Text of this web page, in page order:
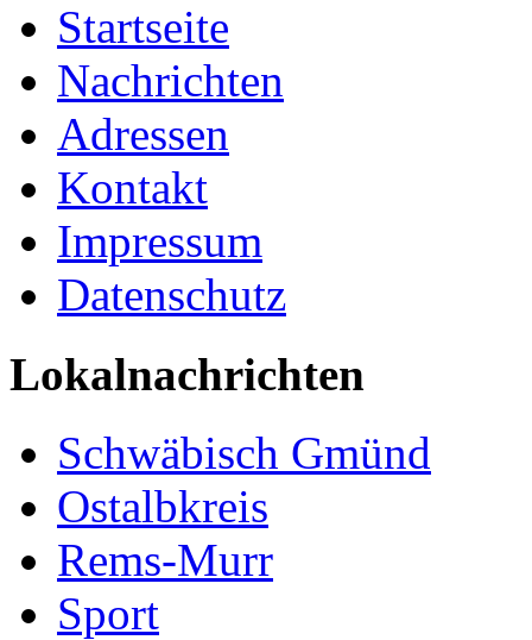
Startseite
Nachrichten
Adressen
Kontakt
Impressum
Datenschutz
Lokalnachrichten
Schwäbisch Gmünd
Ostalbkreis
Rems-Murr
Sport